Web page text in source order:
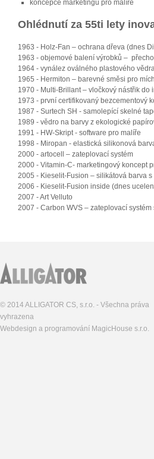
koncepce marketingu pro malíře
Ohlédnutí za 55ti lety
1963 - Holz-Fan – ochrana dřeva (dnes
1963 - objemové balení výrobků –
1964 - vynález oválného plastového
1965 - Hermiton – barevné směsi pro
1970 - Multi-Brillant – vločkový nástřik do
1973 - první certifikovaný bezcementový
1987 - Surtech SH - samolepící skelné
1989 - vědro na barvy z ekologické
1991 - HW-Skript - software pro malíře
1998 - Miropan - elastická silikonová
2000 - artocell – zateplovací systém
2000 - Vitamin-C- marketingový koncept
2005 - Kieselit-Fusion – silikátová barva
2006 - Kieselit-Fusion inside (dnes
2007 - Art Velluto
2007 - Carbon WVS – zateplovací
© 2014 ALLIGATOR CS, s.r.o. - Všechna práva
vyhrazena
Webdesign a programování MagicHouse s.r.o.